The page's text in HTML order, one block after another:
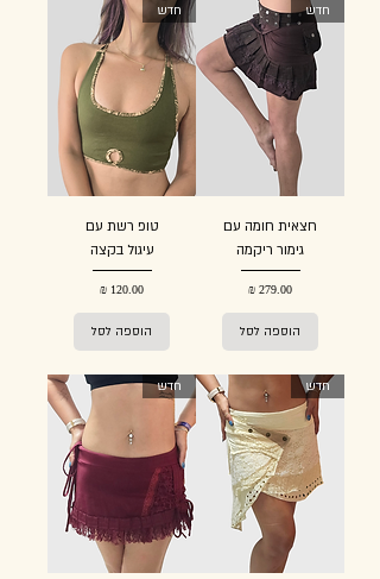
חדש
חצאית חומה עם
גימור ריקמה
מחיר
הוספה לסל
חדש
טופ רשת עם
עיגול בקצה
מחיר
הוספה לסל
חדש חדש